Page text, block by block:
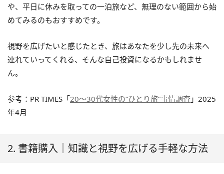
や、平日に休みを取っての一泊旅など、無理のない範囲から始
めてみるのもおすすめです。
視野を広げたいと感じたとき、旅はあなたを少し先の未来へ
連れていってくれる、そんな自己投資になるかもしれませ
ん。
参考：PR TIMES「20〜30代女性の“ひとり旅”事情調査 」2025
年4月
2. 書籍購入｜知識と視野を広げる手軽な方法